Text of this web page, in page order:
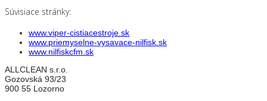
Súvisiace stránky:
www.viper-cistiacestroje.sk
www.priemyselne-vysavace-nilfisk.sk
www.nilfiskcfm.sk
ALLCLEAN s.r.o.
Gozovská 93/23
900 55 Lozorno